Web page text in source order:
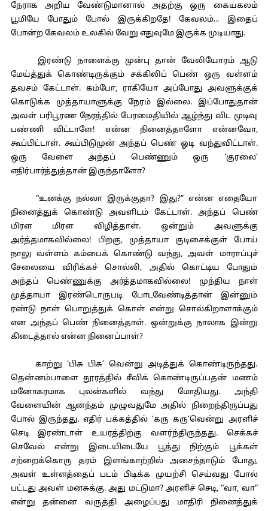
நேராக அறிய வேண்டுமானால் அதற்கு ஒரு கையகலம்
பூமியே போதும் போல் இருக்கிறதே! கேவலம்... இதைப்
போன்ற கேவலம் உலகில் வேறு எதுவுமே இருக்க முடியாது.
இரண்டு நாளைக்கு முன்பு தான் வேலியோரம் ஆடு
மேய்த்துக் கொண்டிருக்கும் சக்கிலிப் பெண் ஒரு வள்ளம்
தவசம் கேட்டாள். கம்போ, ராகியோ அப்போது அவளுக்குக்
கொடுக்க முத்தாயாளுக்கு நேரம் இல்லை. இப்போதுதான்
அவள் பரிபூரண நேரத்தில் பேரமைதியில் ஆழ்ந்து விட முடிவு
பண்ணி விட்டாளே! என்ன நினைத்தாளோ என்னவோ,
கூப்பிட்டாள். கூப்பிடுமுன் அந்தப் பெண் ஓடி வந்துவிட்டாள்.
ஒரு வேளை அந்தப் பெண்ணும் ஒரு ‘குரலை’
எதிர்பார்த்துத்தான் இருந்தாளோ?
“உனக்கு நல்லா இருக்குதா? இது?” என்ன எதையோ
நினைத்துக் கொண்டு அவளிடம் கேட்டாள். அந்தப் பெண்
மிரள மிரள விழித்தாள். ஒன்றும் அவளுக்கு
அர்த்தமாகவில்லை! பிறகு, முத்தாயா குடிசைக்குள் போய்
நாலு வள்ளம் கம்பைக் கொண்டு வந்து, அவள் மாராப்புச்
சேலையை விரிக்கச் சொல்லி, அதில் கொட்டிய போதும்
அந்தப் பெண்ணுக்கு அர்த்தமாகவில்லை! முந்திய நாள்
முத்தாயா இரண்டொருபடி போடவேண்டித்தான் இன்னும்
ரண்டு நாள் பொறுத்துக் கொள் என்று சொல்கிறாளாக்கும்
என அந்தப் பெண் நினைத்தாள். ஒன்றுக்கு நாலாக இன்று
கிடைத்தால் என்ன நினைப்பாள்?
காற்று ‘பிசு பிசு’ வென்று அடித்துக் கொண்டிருந்தது.
தென்னம்பாளை தூரத்தில் சீவிக் கொண்டிருப்பதன் மணம்
மனோகரமாக புலன்களில் வந்து மோதியது. அந்தி
வேளையின் ஆனந்தம் முழுவதுமே அதில் நிறைந்திருப்பது
போல் இருந்தது. எதிர் பக்கத்தில் ‘கரு கரு’வென்று அரளிச்
செடி இரண்டாள் உயரத்திற்கு வளர்ந்திருந்தது. செக்கச்
செவேல் என்று இடையிடையே பூத்து நிற்கும் பூக்கள்
சற்றைக்கொரு தரம் இளங்காற்றில் அசைந்தாடும் போது,
அவள் உள்ளத்தைப் படம் பிடிக்க முயற்சி செய்வது போல்
பட்டது அவள் மனசுக்கு. அது மட்டுமா? அரளிச் செடி, “வா, வா”
என்று தன்னை வருத்தி அழைப்பது மாதிரி நினைத்துக்